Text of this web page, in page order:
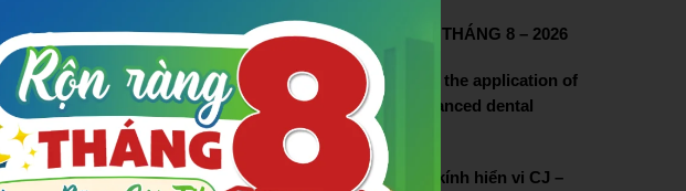
phải tháo trụ
được khảo sát
tới tình trạng đau
CHƯƠNG TRÌNH ƯU ĐÃI THÁNG 8 – 2026
Thuy Anh dental pioneers the application of
dental microscopy in advanced dental
treatment
Lễ chuyển giao hệ thống kính hiển vi CJ –